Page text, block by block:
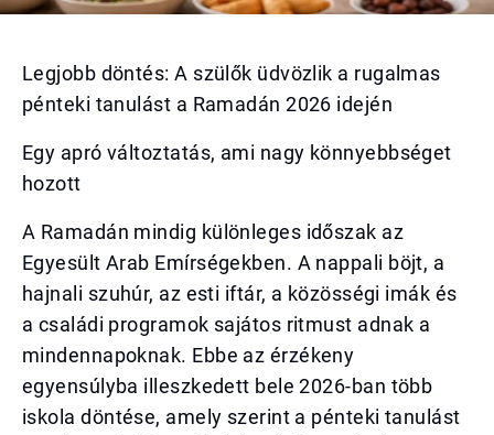
Legjobb döntés: A szülők üdvözlik a rugalmas
pénteki tanulást a Ramadán 2026 idején
Egy apró változtatás, ami nagy könnyebbséget
hozott
A Ramadán mindig különleges időszak az
Egyesült Arab Emírségekben. A nappali böjt, a
hajnali szuhúr, az esti iftár, a közösségi imák és
a családi programok sajátos ritmust adnak a
mindennapoknak. Ebbe az érzékeny
egyensúlyba illeszkedett bele 2026-ban több
iskola döntése, amely szerint a pénteki tanulást